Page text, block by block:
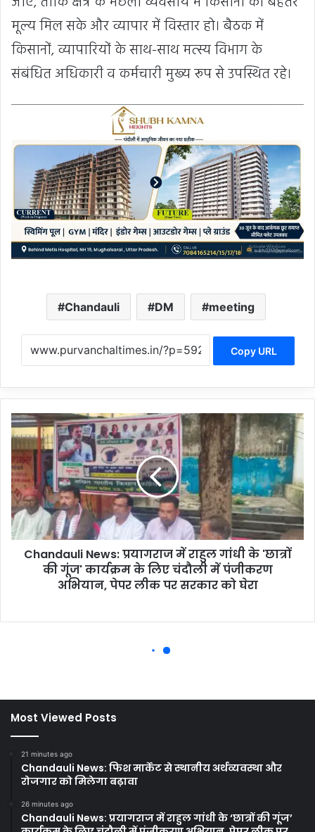
Most Viewed Posts
21 minutes ago
Chandauli News: फिश मार्केट से स्थानीय अर्थव्यवस्था और
रोजगार को मिलेगा बढ़ावा
26 minutes ago
Chandauli News: प्रयागराज में राहुल गांधी के ‘छात्रों की गूंज’